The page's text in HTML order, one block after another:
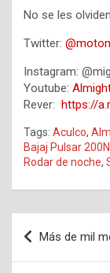
No se les
Twitter:
Instagram:
Youtube:
Rever:
https://
Tags: Aculco,
Bajaj Pulsar
Rodar de noche,
Navegación
de
Más de mil